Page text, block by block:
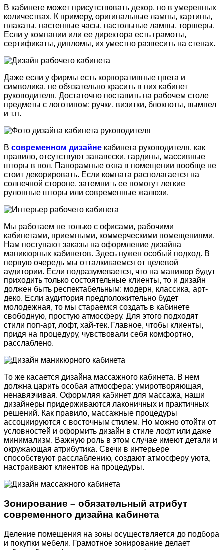
В кабинете может присутствовать декор, но в умеренных
количествах. К примеру, оригинальные лампы, картины,
плакаты, настенные часы, настольные лампы, торшеры.
Если у компании или ее директора есть грамоты,
сертификаты, дипломы, их уместно развесить на стенах.
Даже если у фирмы есть корпоративные цвета и
символика, не обязательно красить в них кабинет
руководителя. Достаточно поставить на рабочем столе
предметы с логотипом: ручки, визитки, блокноты, вымпел
и т.п.
В современном дизайне кабинета руководителя, как
правило, отсутствуют занавески, гардины, массивные
шторы в пол. Панорамные окна в помещении вообще не
стоит декорировать. Если комната располагается на
солнечной стороне, затемнить ее помогут легкие
рулонные шторы или современные жалюзи.
Мы работаем не только с офисами, рабочими
кабинетами, приемными, коммерческими помещениями.
Нам поступают заказы на оформление дизайна
маникюрных кабинетов. Здесь нужен особый подход. В
первую очередь мы отталкиваемся от целевой
аудитории. Если подразумевается, что на маникюр будут
приходить только состоятельные клиенты, то и дизайн
должен быть респектабельным: модерн, классика, арт-
деко. Если аудитория предположительно будет
молодежная, то мы стараемся создать в кабинете
свободную, простую атмосферу. Для этого подходят
стили поп-арт, лофт, хай-тек. Главное, чтобы клиенты,
придя на процедуру, чувствовали себя комфортно,
расслаблено.
То же касается дизайна массажного кабинета. В нем
должна царить особая атмосфера: умиротворяющая,
ненавязчивая. Оформляя кабинет для массажа, наши
дизайнеры придерживаются лаконичных и практичных
решений. Как правило, массажные процедуры
ассоциируются с восточным стилем. Но можно отойти от
условностей и оформить дизайн в стиле лофт или даже
минимализм. Важную роль в этом случае имеют детали и
окружающая атрибутика. Свечи в интерьере
способствуют расслаблению, создают атмосферу уюта,
настраивают клиентов на процедуры.
Зонирование – обязательный атрибут
современного дизайна кабинета
Деление помещения на зоны осуществляется до подбора
и покупки мебели. Грамотное зонирование делает